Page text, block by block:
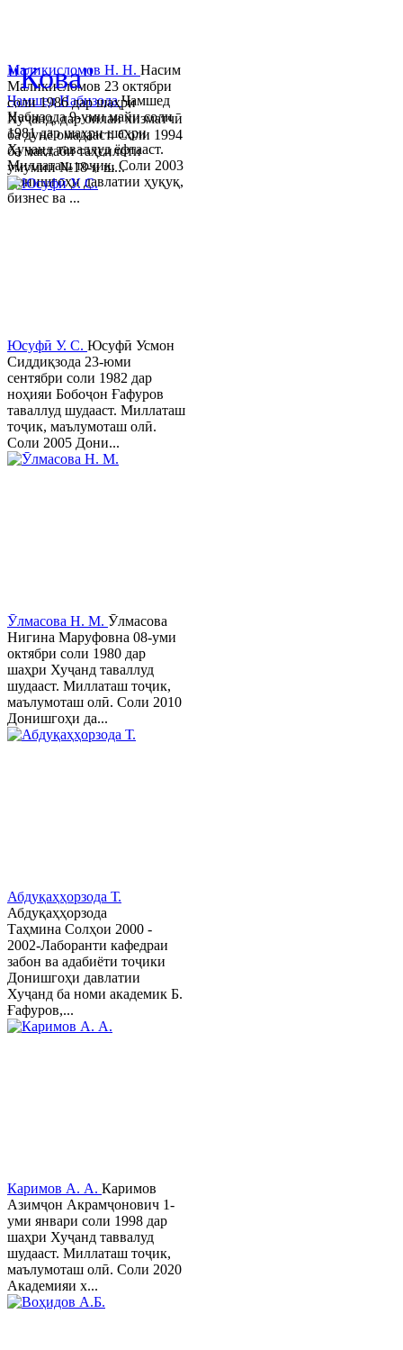
Ҷамшед НабизодаҶамшед
Набизода 9-уми майи соли
1981 дар шаҳри шаҳри
Хуҷанд таваллуд ёфтааст.
Миллаташ тоҷик. Соли 2003
Донишгоҳи давлатии ҳуқуқ,
бизнес ва ...
Маликисломов Н. Н. Насим
Маликисломов 23 октябри
соли 1986 дар шаҳри
Хуҷанд, дар оилаи хизматчӣ
ба дунё омадааст. Соли 1994
ба мактаби таҳсилоти
умумии №18-и ш...
Юсуфӣ У. C. Юсуфӣ Усмон
Сиддиқзода 23-юми
сентябри соли 1982 дар
ноҳияи Бобоҷон Ғафуров
таваллуд шудааст. Миллаташ
тоҷик, маълумоташ олӣ.
Соли 2005 Дони...
Ӯлмасова Н. М. Ӯлмасова
Нигина Маруфовна 08-уми
октябри соли 1980 дар
шаҳри Хуҷанд таваллуд
шудааст. Миллаташ тоҷик,
маълумоташ олӣ. Соли 2010
Донишгоҳи да...
Абдуқаҳҳорзода Т.
Абдуқаҳҳорзода
Таҳмина Солҳои 2000 -
2002-Лаборанти кафедраи
забон ва адабиёти тоҷики
Донишгоҳи давлатии
Хуҷанд ба номи академик Б.
Ғафуров,...
Каримов А. А. Каримов
Азимҷон Акрамҷонович 1-
уми январи соли 1998 дар
шаҳри Хуҷанд таввалуд
шудааст. Миллаташ тоҷик,
маълумоташ олӣ. Соли 2020
Академияи х...
"Кова"